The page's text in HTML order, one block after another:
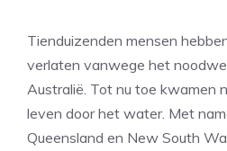
Tienduizenden mensen
verlaten vanwege het
Australië. Tot nu toe kwamen
leven door het water. Met
Queensland en New South